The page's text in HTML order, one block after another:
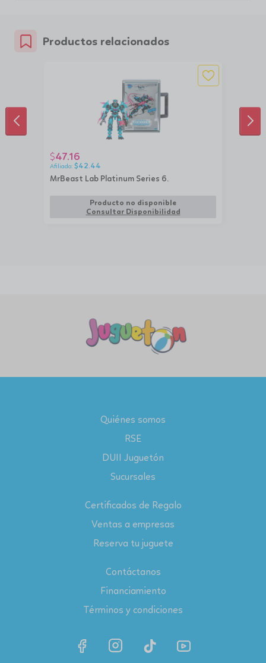
Productos relacionados
MrBeast Lab Platinum Series 6.
$47.16
$42.44
Producto no disponible
Consultar Disponibilidad
ANTERIOR
Quiénes somos
RSE
DUII Juguetón
Sucursales
Certificados de Regalo
Ventas a empresas
Reserva tu juguete
Contáctanos
Financiamiento
Términos y condiciones